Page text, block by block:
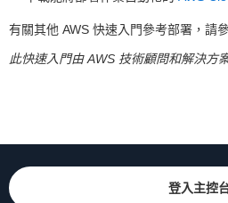
有關其他 AWS 快速入門參考部署，請
此快速入門由 AWS 技術顧問和解決方
登入主控